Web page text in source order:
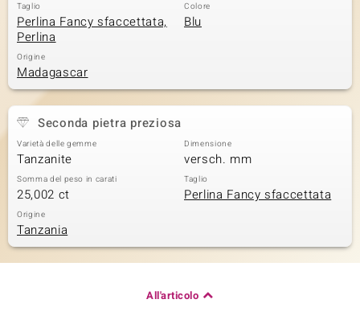
Taglio
Perlina Fancy sfaccettata,
Perlina
Colore
Blu
Origine
Madagascar
Seconda pietra preziosa
Varietà delle gemme
Tanzanite
Dimensione
versch. mm
Somma del peso in carati
25,002 ct
Taglio
Perlina Fancy sfaccettata
Origine
Tanzania
All'articolo